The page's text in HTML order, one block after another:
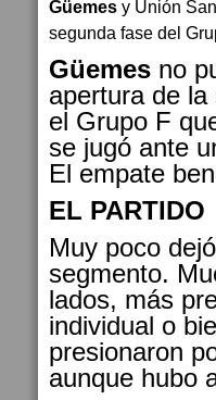
Güemes y Unión
segunda fase del
Güemes no
apertura de
el Grupo F
se jugó ante
El empate
EL PARTIDO
Muy poco
segmento.
lados, más
individual o
presionaron
aunque hubo